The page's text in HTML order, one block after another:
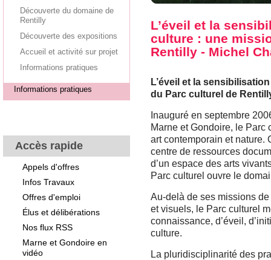
Découverte du domaine de
Rentilly
Découverte des expositions
Accueil et activité sur projet
Informations pratiques
Informations pratiques
Accès rapide
Appels d'offres
Infos Travaux
Offres d'emploi
Élus et délibérations
Nos flux RSS
Marne et Gondoire en
vidéo
L’éveil et la
culture : une
Rentilly - Michel
L’éveil et la
du Parc culturel de
Inauguré en septembre
Marne et Gondoire, le
art contemporain et nature.
centre de ressources
d’un espace des arts
Parc culturel ouvre le
Au-delà de ses missions
et visuels, le Parc culturel
connaissance, d’éveil,
culture.
La pluridisciplinarité des